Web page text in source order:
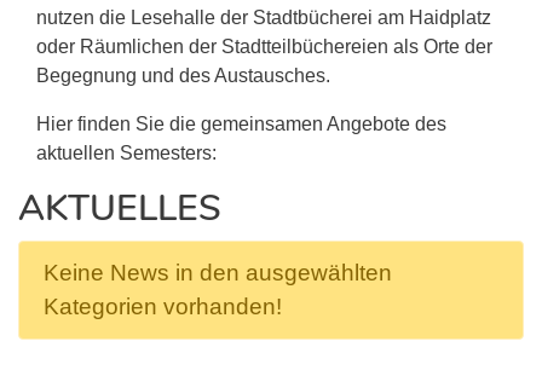
nutzen die Lesehalle der Stadtbücherei am Haidplatz
oder Räumlichen der Stadtteilbüchereien als Orte der
Begegnung und des Austausches.
Hier finden Sie die gemeinsamen Angebote des
aktuellen Semesters:
AKTUELLES
Keine News in den ausgewählten
Kategorien vorhanden!